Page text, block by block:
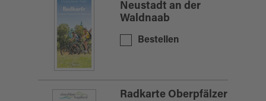
Neustadt an der
Waldnaab
Bestellen
Radkarte Oberpfälzer